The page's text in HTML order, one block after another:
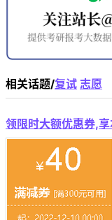
相关话题/复试 志愿
领限时大额优惠券,